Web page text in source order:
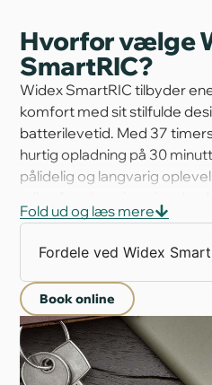
Hvorfor vælge
SmartRIC?
Widex SmartRIC tilbyder
komfort med sit stilfulde
batterilevetid. Med 37
hurtig opladning på 30
pålidelig og langvarig
miljøer, og den diskrete L-
Fold ud og læs mere
Fordele ved Widex
Book online